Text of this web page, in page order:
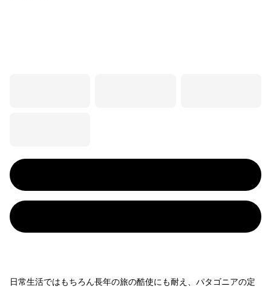
日常生活ではもちろん長年の旅の酷使にも耐え、パタゴニアの定